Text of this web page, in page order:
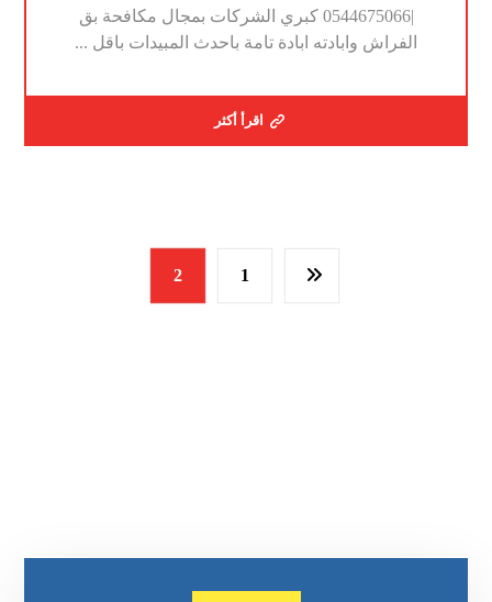
|0544675066 كبري الشركات بمجال مكافحة بق
الفراش وابادته ابادة تامة باحدث المبيدات باقل ...
اقرأ أكثر
1
2